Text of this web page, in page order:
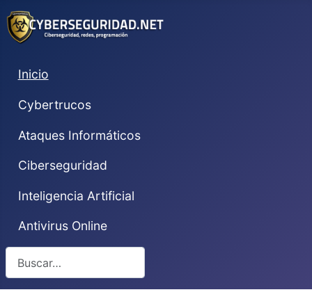
Inicio
Cybertrucos
Ataques Informáticos
Ciberseguridad
Inteligencia Artificial
Antivirus Online